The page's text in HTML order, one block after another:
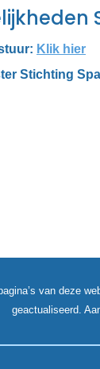
Klik hier
Stichting
van deze
geactualiseerd.